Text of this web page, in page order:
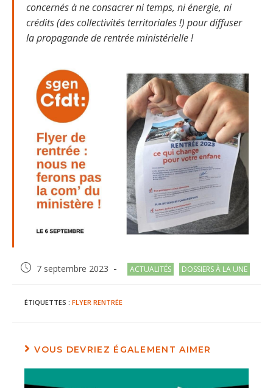
concernés à ne consacrer ni temps, ni énergie, ni
crédits (des collectivités territoriales !) pour diffuser
la propagande de rentrée ministérielle !
Post7 septembre 2023
Post
ACTUALITÉS DOSSIERS À LA UNE
ÉTIQUETTES : FLYER RENTRÉE
VOUS DEVRIEZ ÉGALEMENT AIMER